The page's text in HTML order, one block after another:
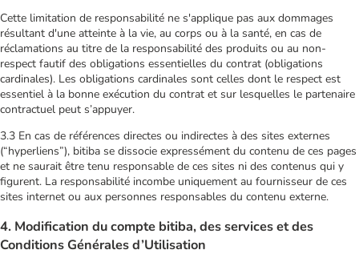
Cette limitation de responsabilité ne s'applique pas aux dommages
résultant d'une atteinte à la vie, au corps ou à la santé, en cas de
réclamations au titre de la responsabilité des produits ou au non-
respect fautif des obligations essentielles du contrat (obligations
cardinales). Les obligations cardinales sont celles dont le respect est
essentiel à la bonne exécution du contrat et sur lesquelles le partenaire
contractuel peut s’appuyer.
3.3 En cas de références directes ou indirectes à des sites externes
(“hyperliens”), bitiba se dissocie expressément du contenu de ces pages
et ne saurait être tenu responsable de ces sites ni des contenus qui y
figurent. La responsabilité incombe uniquement au fournisseur de ces
sites internet ou aux personnes responsables du contenu externe.
4. Modification du compte bitiba, des services et des
Conditions Générales d’Utilisation